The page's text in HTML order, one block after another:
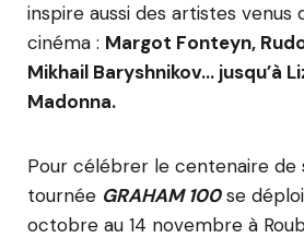
inspire aussi des artistes venus
cinéma : Margot Fonteyn,
Mikhail Baryshnikov… jusqu’à
Madonna.
Pour célébrer le centenaire de
tournée GRAHAM 100se
octobre au 14 novembre à